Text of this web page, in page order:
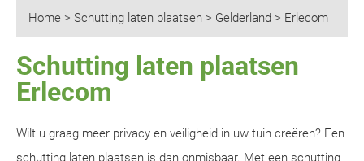
Home > Schutting laten plaatsen > Gelderland > Erlecom
Schutting laten plaatsen
Erlecom
Wilt u graag meer privacy en veiligheid in uw tuin creëren? Een
schutting laten plaatsen is dan onmisbaar. Met een schutting